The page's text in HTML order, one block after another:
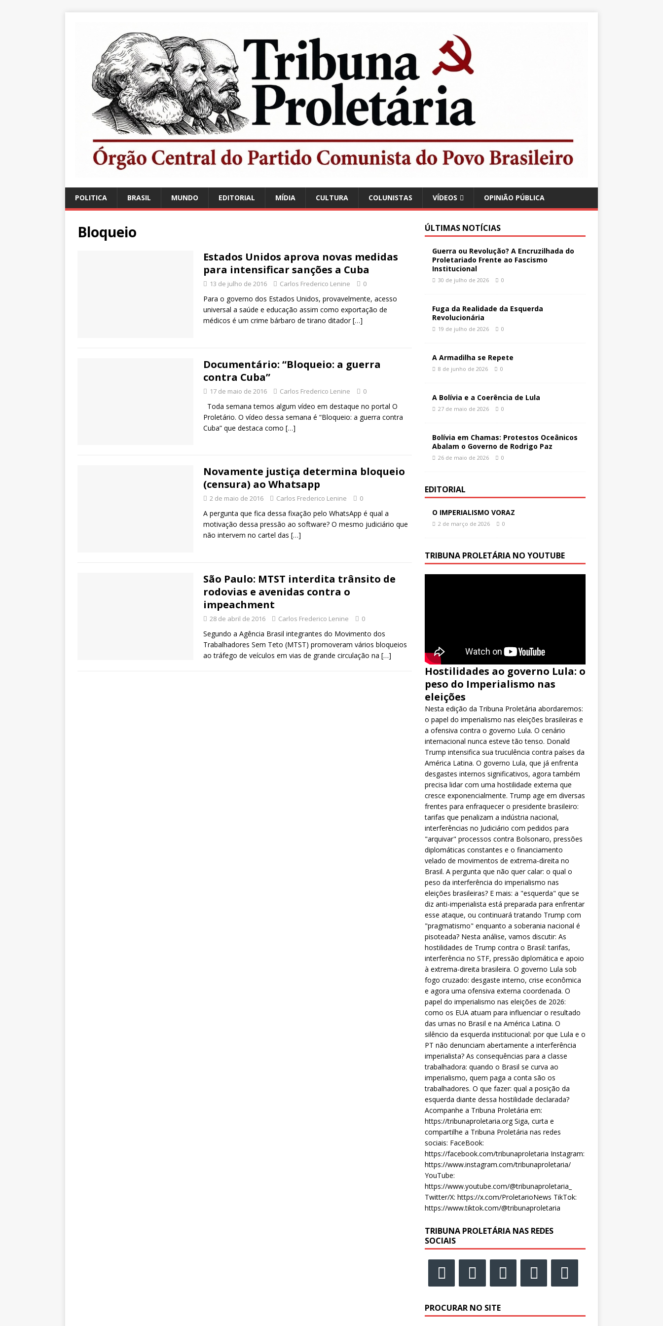
POLITICA BRASIL MUNDO EDITORIAL MÍDIA CULTURA COLUNISTAS VÍDEOS OPINIÃO PÚBLICA
Bloqueio
Estados Unidos aprova novas medidas
para intensificar sanções a Cuba
13 de julho de 2016 Carlos Frederico Lenine 0
Para o governo dos Estados Unidos, provavelmente, acesso
universal a saúde e educação assim como exportação de
médicos é um crime bárbaro de tirano ditador[…]
Documentário: “Bloqueio: a guerra
contra Cuba”
17 de maio de 2016 Carlos Frederico Lenine 0
Toda semana temos algum vídeo em destaque no portal O
Proletário. O vídeo dessa semana é “Bloqueio: a guerra contra
Cuba” que destaca como […]
Novamente justiça determina bloqueio
(censura) ao Whatsapp
2 de maio de 2016 Carlos Frederico Lenine 0
A pergunta que fica dessa fixação pelo WhatsApp é qual a
motivação dessa pressão ao software? O mesmo judiciário que
não intervem no cartel das […]
São Paulo: MTST interdita trânsito de
rodovias e avenidas contra o
impeachment
28 de abril de 2016 Carlos Frederico Lenine 0
Segundo a Agência Brasil integrantes do Movimento dos
Trabalhadores Sem Teto (MTST) promoveram vários bloqueios
ao tráfego de veículos em vias de grande circulação na […]
ÚLTIMAS NOTÍCIAS
Guerra ou Revolução? A Encruzilhada do
Proletariado Frente ao Fascismo
Institucional
30 de julho de 2026 0
Fuga da Realidade da Esquerda
Revolucionária
19 de julho de 2026 0
A Armadilha se Repete
8 de junho de 2026 0
A Bolívia e a Coerência de Lula
27 de maio de 2026 0
Bolívia em Chamas: Protestos Oceânicos
Abalam o Governo de Rodrigo Paz
26 de maio de 2026 0
EDITORIAL
O IMPERIALISMO VORAZ
2 de março de 2026 0
TRIBUNA PROLETÁRIA NO YOUTUBE
Hostilidades ao governo Lula: o
peso do Imperialismo nas
eleições
Nesta edição da Tribuna Proletária abordaremos:
o papel do imperialismo nas eleições brasileiras e
a ofensiva contra o governo Lula. O cenário
internacional nunca esteve tão tenso. Donald
Trump intensifica sua truculência contra países da
América Latina. O governo Lula, que já enfrenta
desgastes internos significativos, agora também
precisa lidar com uma hostilidade externa que
cresce exponencialmente. Trump age em diversas
frentes para enfraquecer o presidente brasileiro:
tarifas que penalizam a indústria nacional,
interferências no Judiciário com pedidos para
"arquivar" processos contra Bolsonaro, pressões
diplomáticas constantes e o financiamento
velado de movimentos de extrema-direita no
Brasil. A pergunta que não quer calar: o qual o
peso da interferência do imperialismo nas
eleições brasileiras? E mais: a "esquerda" que se
diz anti-imperialista está preparada para enfrentar
esse ataque, ou continuará tratando Trump com
"pragmatismo" enquanto a soberania nacional é
pisoteada? Nesta análise, vamos discutir: As
hostilidades de Trump contra o Brasil: tarifas,
interferência no STF, pressão diplomática e apoio
à extrema-direita brasileira. O governo Lula sob
fogo cruzado: desgaste interno, crise econômica
e agora uma ofensiva externa coordenada. O
papel do imperialismo nas eleições de 2026:
como os EUA atuam para influenciar o resultado
das urnas no Brasil e na América Latina. O
silêncio da esquerda institucional: por que Lula e o
PT não denunciam abertamente a interferência
imperialista? As consequências para a classe
trabalhadora: quando o Brasil se curva ao
imperialismo, quem paga a conta são os
trabalhadores. O que fazer: qual a posição da
esquerda diante dessa hostilidade declarada?
Acompanhe a Tribuna Proletária em:
https://tribunaproletaria.org Siga, curta e
compartilhe a Tribuna Proletária nas redes
sociais: FaceBook:
https://facebook.com/tribunaproletaria Instagram:
https://www.instagram.com/tribunaproletaria/
YouTube:
https://www.youtube.com/@tribunaproletaria_
Twitter/X: https://x.com/ProletarioNews TikTok:
https://www.tiktok.com/@tribunaproletaria
TRIBUNA PROLETÁRIA NAS REDES
SOCIAIS
PROCURAR NO SITE